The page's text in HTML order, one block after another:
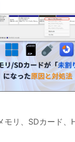
モリ、SDカード、